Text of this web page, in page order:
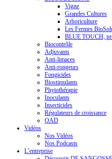
Vigne
Grandes Cultures
Arboriculture
Les Fermes
BLUE TOUCH,
Biocontrôle
Adjuvants
Anti-limaces
Anti-rongeurs
Fongicides
Biostimulants
Phytothérapie
Inoculants
Insecticides
Régulateurs de croissance
OAD
Vidéos
Nos Vidéos
Nos Podcasts
L’entreprise